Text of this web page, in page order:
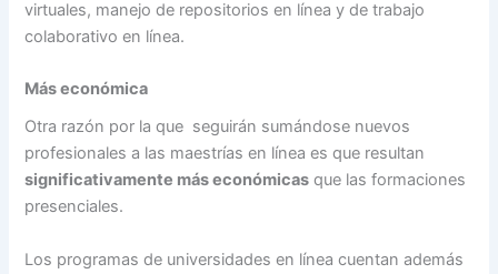
virtuales, manejo de repositorios en línea y de trabajo
colaborativo en línea.
Más económica
Otra razón por la que seguirán sumándose nuevos
profesionales a las maestrías en línea es que resultan
significativamente más económicas que las formaciones
presenciales.
Los programas de universidades en línea cuentan además